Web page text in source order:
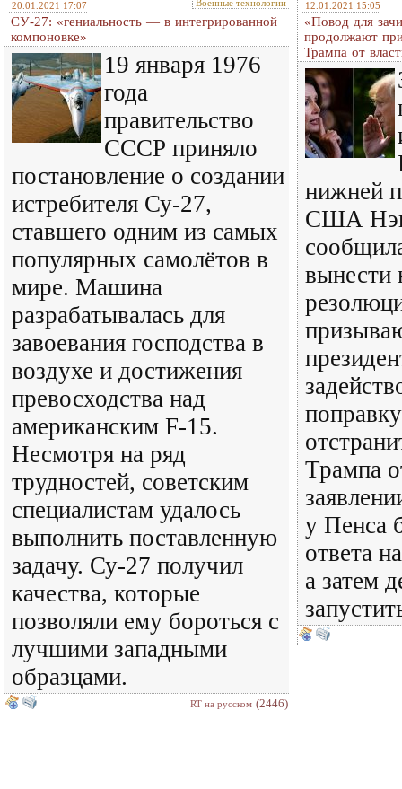
20.01.2021 17:07 Военные технологии
СУ-27: «гениальность — в интегрированной
компоновке»
19 января 1976
года
правительство
СССР приняло
постановление о создании
истребителя Су-27,
ставшего одним из самых
популярных самолётов в
мире. Машина
разрабатывалась для
завоевания господства в
воздухе и достижения
превосходства над
американским F-15.
Несмотря на ряд
трудностей, советским
специалистам удалось
выполнить поставленную
задачу. Су-27 получил
качества, которые
позволяли ему бороться с
лучшими западными
образцами.
RT на русском (2446)
12.01.2021 15:05
«Повод для
продолжают
Трампа от
нижней
США
вынести
Трампа
у Пенса
ответа
а затем